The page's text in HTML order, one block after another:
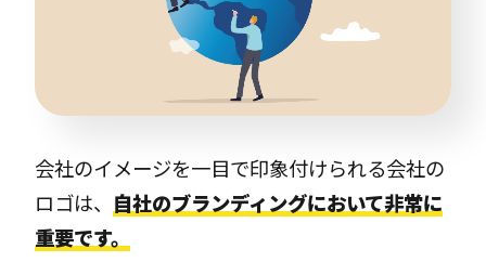
会社のイメージを一目で印象付けられる会社の
ロゴは、 自社のブランディングにおいて非常に
重要です。